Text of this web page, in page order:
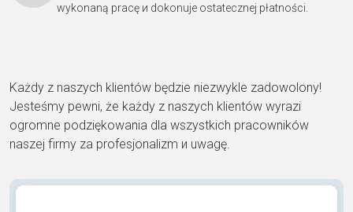
wykonaną pracę и dokonuje ostatecznej płatności.
Każdy z naszych klientów będzie niezwykle zadowolony!
Jesteśmy pewni, że każdy z naszych klientów wyrazi
ogromne podziękowania dla wszystkich pracowników
naszej firmy za profesjonalizm и uwagę.